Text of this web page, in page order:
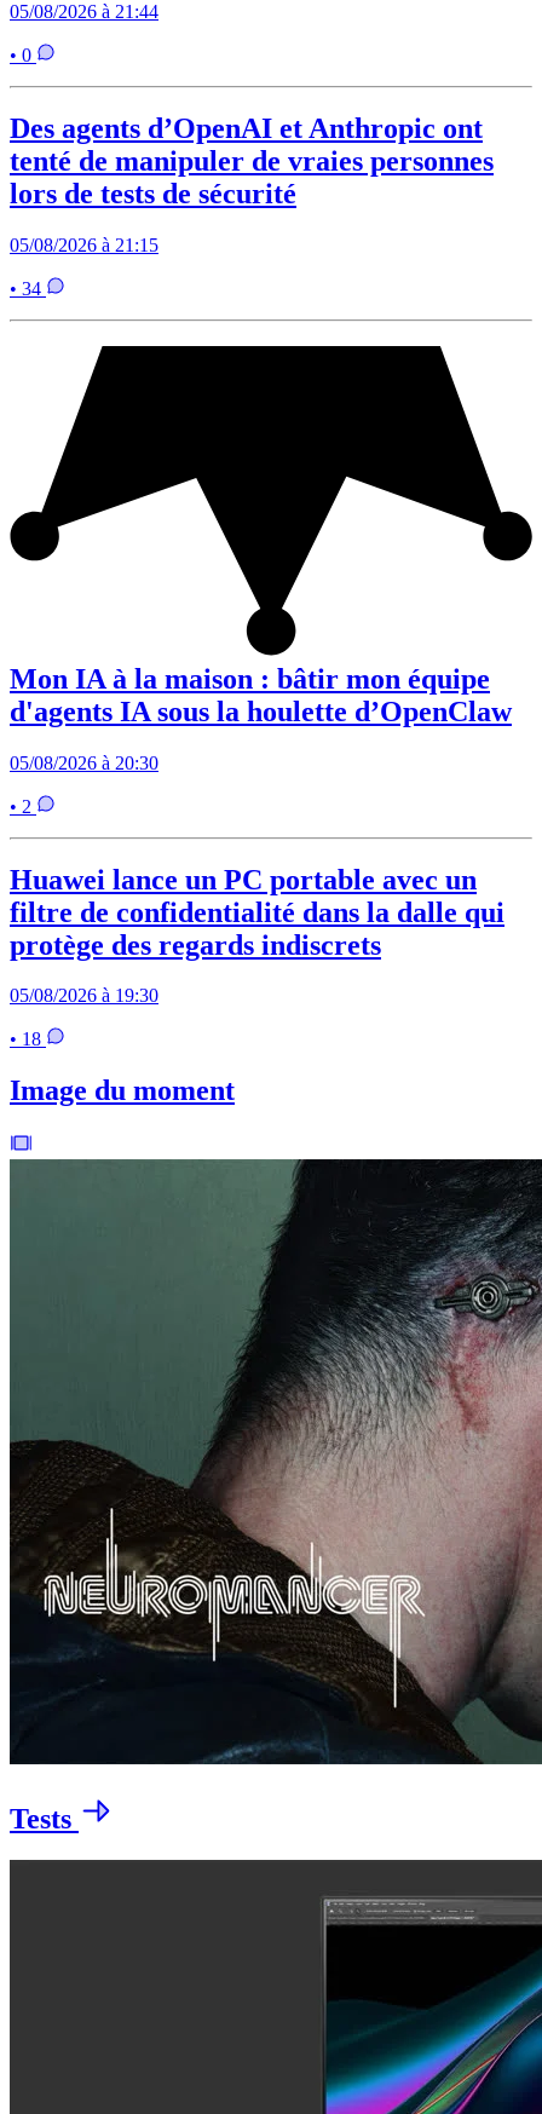
05/08/2026 à 21:44
• 0
Des agents d’OpenAI et Anthropic ont
tenté de manipuler de vraies personnes
lors de tests de sécurité
05/08/2026 à 21:15
• 34
Mon IA à la maison : bâtir mon équipe
d'agents IA sous la houlette d’OpenClaw
05/08/2026 à 20:30
• 2
Huawei lance un PC portable avec un
filtre de confidentialité dans la dalle qui
protège des regards indiscrets
05/08/2026 à 19:30
• 18
Image du moment
Tests